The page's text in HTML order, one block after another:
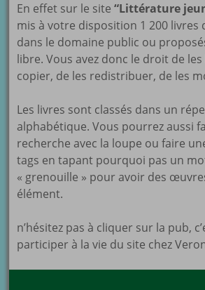
En effet sur le site“Littérature
mis à votre disposition 1 200 livres
dans le domaine public ou
libre. Vous avez donc le droit de les
copier, de les redistribuer, de les
Les livres sont classés dans un
alphabétique. Vous pourrez aussi
recherche avec la loupe ou faire
tags en tapant pourquoi pas un
« grenouille » pour avoir des
élément.
n’hésitez pas à cliquer sur la pub,
participer à la vie du site chez